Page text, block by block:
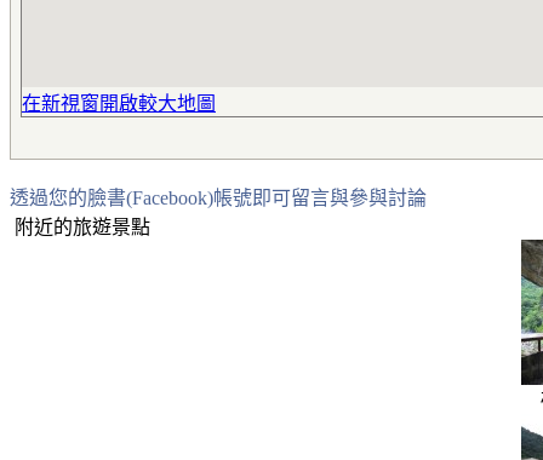
在新視窗開啟較大地圖
透過您的臉書(Facebook)帳號即可留言與參與討論
附近的旅遊景點